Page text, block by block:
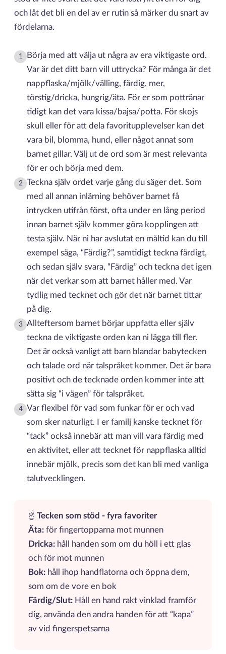
och låt det bli en del av er rutin så märker du snart av
fördelarna.
1
Börja med att välja ut några av era viktigaste ord.
Var är det ditt barn vill uttrycka? För många är det
nappflaska/mjölk/välling, färdig, mer,
törstig/dricka, hungrig/äta. För er som pottränar
tidigt kan det vara kissa/bajsa/potta. För skojs
skull eller för att dela favoritupplevelser kan det
vara bil, blomma, hund, eller något annat som
barnet gillar. Välj ut de ord som är mest relevanta
för er och börja med dem.
2
Teckna själv ordet varje gång du säger det. Som
med all annan inlärning behöver barnet få
intrycken utifrån först, ofta under en lång period
innan barnet själv kommer göra kopplingen att
testa själv. När ni har avslutat en måltid kan du till
exempel säga, “Färdig?”, samtidigt teckna färdigt,
och sedan själv svara, “Färdig” och teckna det igen
när det verkar som att barnet håller med. Var
tydlig med tecknet och gör det när barnet tittar
på dig.
3
Allteftersom barnet börjar uppfatta eller själv
teckna de viktigaste orden kan ni lägga till fler.
Det är också vanligt att barn blandar babytecken
och talade ord när talspråket kommer. Det är bara
positivt och de tecknade orden kommer inte att
sätta sig “i vägen” för talspråket.
4
Var flexibel för vad som funkar för er och vad
som sker naturligt. I er familj kanske tecknet för
“tack” också innebär att man vill vara färdig med
en aktivitet, eller att tecknet för nappflaska alltid
innebär mjölk, precis som det kan bli med vanliga
talutvecklingen.
☝️ Tecken som stöd - fyra favoriter
Äta: för fingertopparna mot munnen
Dricka: håll handen som om du höll i ett glas
och för mot munnen
Bok:håll ihop handflatorna och öppna dem,
som om de vore en bok
Färdig/Slut: Håll en hand rakt vinklad framför
dig, använda den andra handen för att “kapa”
av vid fingerspetsarna